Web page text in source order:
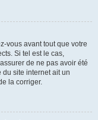
vous avant tout que votre
Si tel est le cas,
de ne pas avoir été
site internet ait un
la corriger.